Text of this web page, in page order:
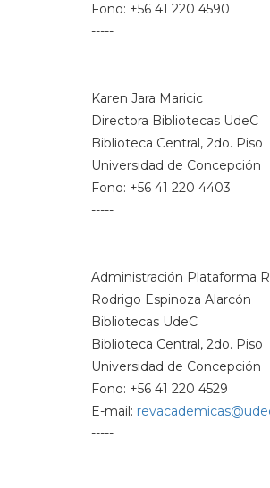
Fono: +56 41 220 4590
-----
Karen Jara Maricic
Directora Bibliotecas UdeC
Biblioteca Central, 2do. Piso
Universidad de Concepción
Fono: +56 41 220 4403
-----
Administración Plataforma
Rodrigo Espinoza Alarcón
Bibliotecas UdeC
Biblioteca Central, 2do. Piso
Universidad de Concepción
Fono: +56 41 220 4529
E-mail:
-----